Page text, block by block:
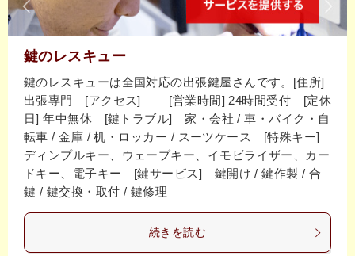
鍵のレスキュー
鍵のレスキューは全国対応の出張鍵屋さんです。[住所]
出張専門 [アクセス] ― [営業時間] 24時間受付 [定休
日] 年中無休 [鍵トラブル] 家・会社 / 車・バイク・自
転車 / 金庫 / 机・ロッカー / スーツケース [特殊キー]
ディンプルキー、ウェーブキー、イモビライザー、カー
ドキー、電子キー [鍵サービス] 鍵開け / 鍵作製 / 合
鍵 / 鍵交換・取付 / 鍵修理
続きを読む